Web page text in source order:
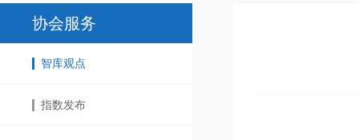
协会服务
智库观点
指数发布